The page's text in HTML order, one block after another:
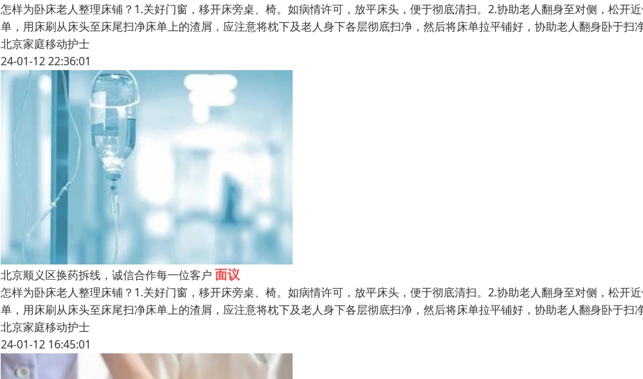
怎样为卧床老人整理床铺？1.关好门窗，移开床旁桌、椅。如病情许可，放平床头，便于彻底清扫。2.协助老人翻身至对侧，松开
单，用床刷从床头至床尾扫净床单上的渣屑，应注意将枕下及老人身下各层彻底扫净，然后将床单拉平铺好，协助老人翻身卧于扫
北京家庭移动护士
24-01-12 22:36:01
北京顺义区换药拆线，诚信合作每一位客户 面议
怎样为卧床老人整理床铺？1.关好门窗，移开床旁桌、椅。如病情许可，放平床头，便于彻底清扫。2.协助老人翻身至对侧，松开
单，用床刷从床头至床尾扫净床单上的渣屑，应注意将枕下及老人身下各层彻底扫净，然后将床单拉平铺好，协助老人翻身卧于扫
北京家庭移动护士
24-01-12 16:45:01